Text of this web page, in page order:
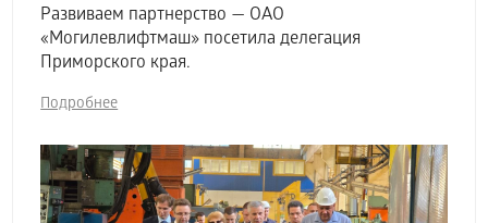
Развиваем партнерство — ОАО
«Могилевлифтмаш» посетила делегация
Приморского края.
Подробнее